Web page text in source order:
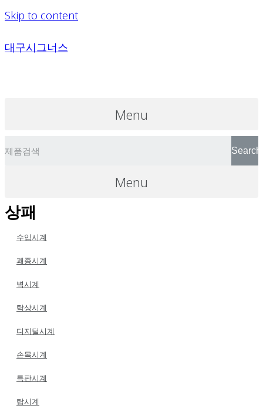
Skip to content
대구시그너스
Menu
Search
Menu
상패
수입시계
괘종시계
벽시계
탁상시계
디지털시계
손목시계
특판시계
탑시계